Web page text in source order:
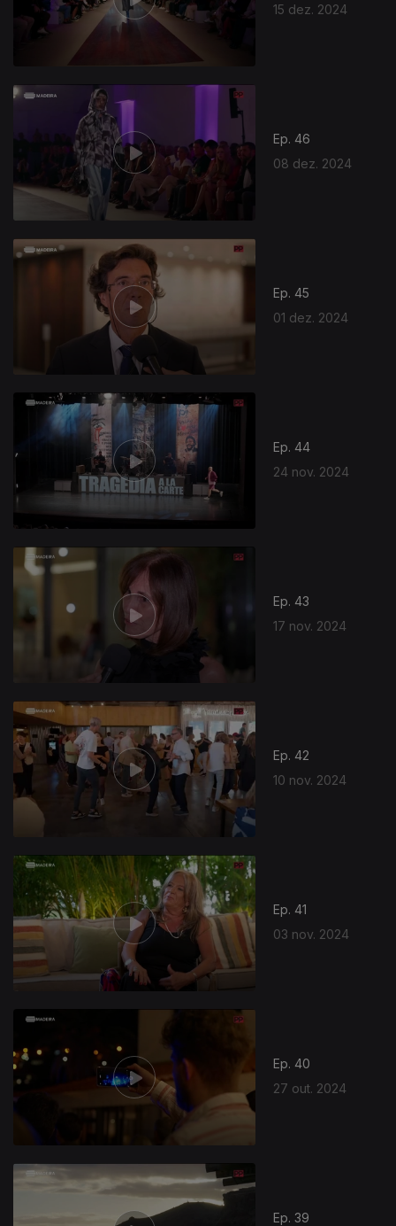
15 dez. 2024
Ep. 46
08 dez. 2024
Ep. 45
01 dez. 2024
Ep. 44
24 nov. 2024
Ep. 43
17 nov. 2024
Ep. 42
10 nov. 2024
Ep. 41
03 nov. 2024
Ep. 40
27 out. 2024
Ep. 39
800983